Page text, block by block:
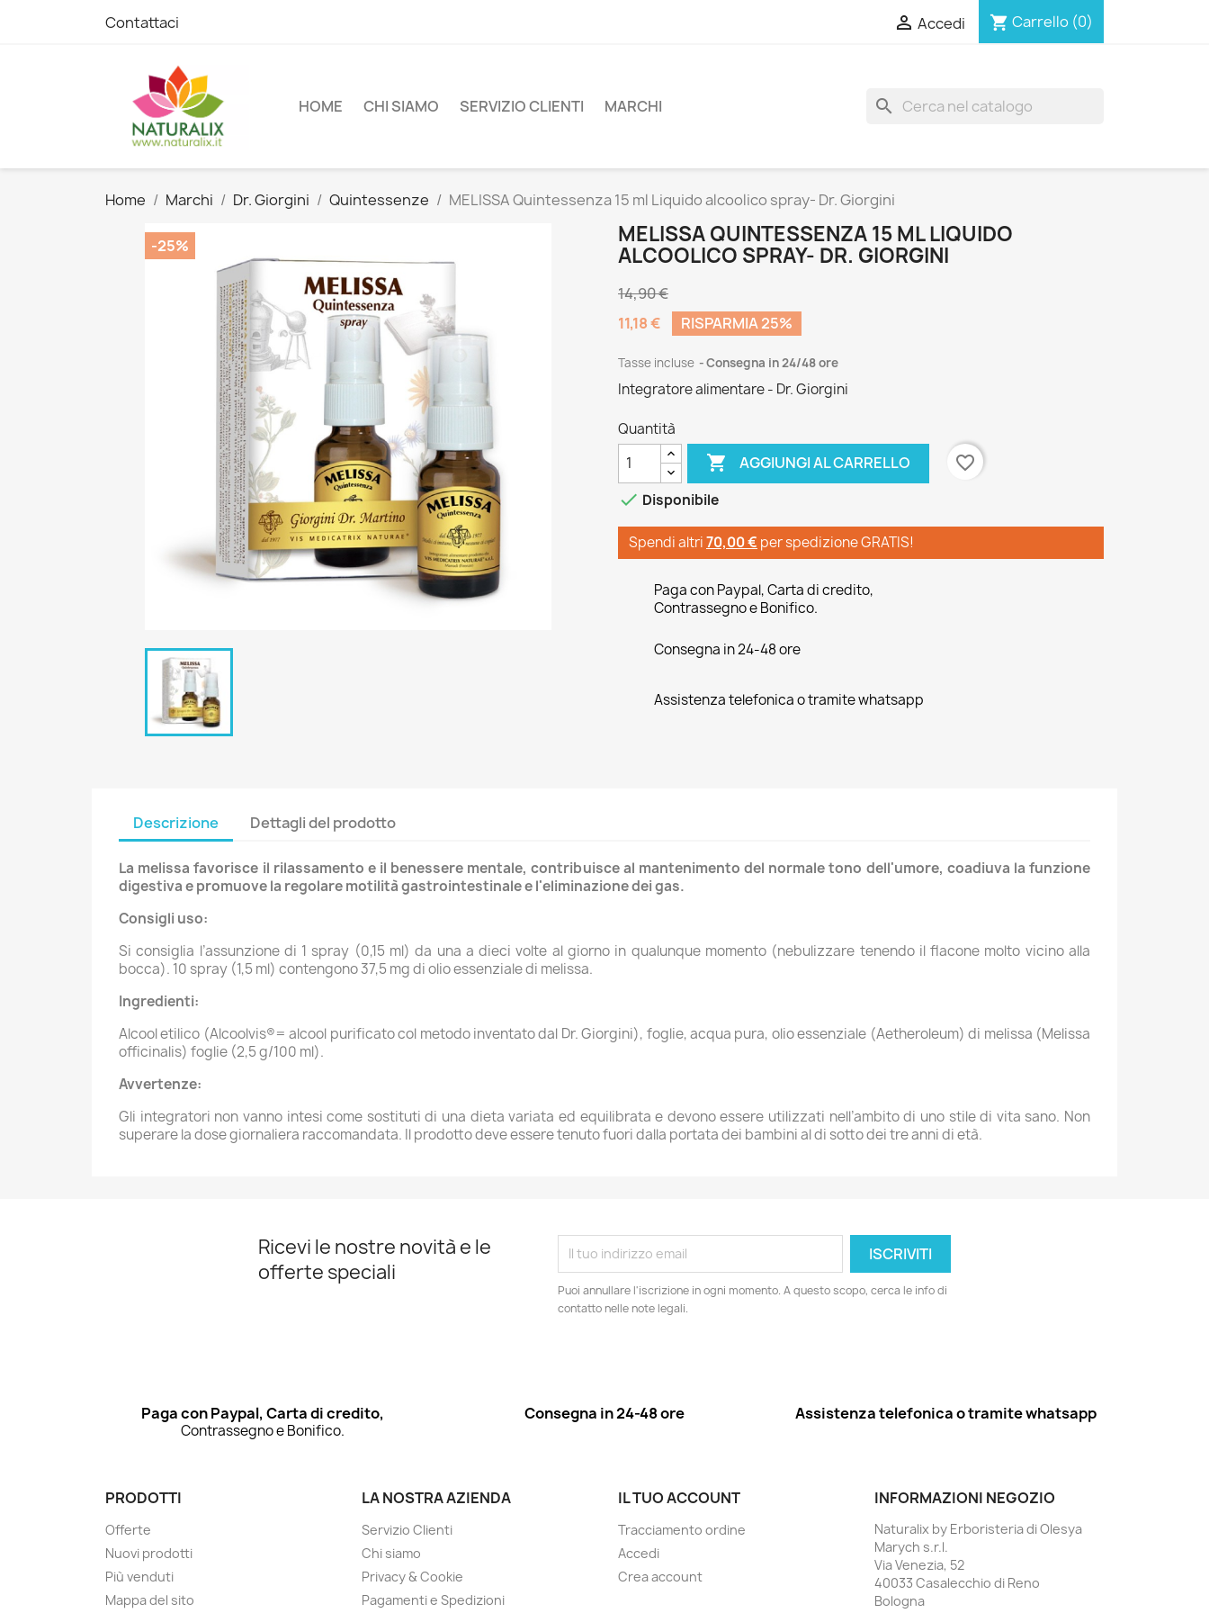
Contattaci  Accedi shopping_cart Carrello (0)
HOME CHI SIAMO SERVIZIO CLIENTI MARCHI search
Home Marchi Dr. Giorgini Quintessenze MELISSA Quintessenza 15 ml Liquido alcoolico spray- Dr. Giorgini
-25%
MELISSA QUINTESSENZA 15 ML LIQUIDO
ALCOOLICO SPRAY- DR. GIORGINI
14,90 €
11,18 €
RISPARMIA 25%
Tasse incluse Consegna in 24/48 ore
Integratore alimentare - Dr. Giorgini
Quantità
 AGGIUNGI AL CARRELLO
favorite_border
 Disponibile
Spendi altri70,00 € per spedizione GRATIS!
Paga con Paypal, Carta di credito,
Contrassegno e Bonifico.
Consegna in 24-48 ore
Assistenza telefonica o tramite whatsapp
Descrizione Dettagli del prodotto
La melissa favorisce il rilassamento e il benessere mentale, contribuisce al mantenimento del normale tono dell'umore, coadiuva la funzione
digestiva e promuove la regolare motilità gastrointestinale e l'eliminazione dei gas.
Consigli uso:
Si consiglia l’assunzione di 1 spray (0,15 ml) da una a dieci volte al giorno in qualunque momento (nebulizzare tenendo il flacone molto vicino alla
bocca). 10 spray (1,5 ml) contengono 37,5 mg di olio essenziale di melissa.
Ingredienti:
Alcool etilico (Alcoolvis®= alcool purificato col metodo inventato dal Dr. Giorgini), foglie, acqua pura, olio essenziale (Aetheroleum) di melissa (Melissa
officinalis) foglie (2,5 g/100 ml).
Avvertenze:
Gli integratori non vanno intesi come sostituti di una dieta variata ed equilibrata e devono essere utilizzati nell’ambito di uno stile di vita sano. Non
superare la dose giornaliera raccomandata. Il prodotto deve essere tenuto fuori dalla portata dei bambini al di sotto dei tre anni di età.
Ricevi le nostre novità e le
offerte speciali
Puoi annullare l'iscrizione in ogni momento. A questo scopo, cerca le info di
contatto nelle note legali.
Paga con Paypal, Carta di credito,
Contrassegno e Bonifico.
Consegna in 24-48 ore Assistenza telefonica o tramite whatsapp
PRODOTTI
Offerte
Nuovi prodotti
Più venduti
Mappa del sito
LA NOSTRA AZIENDA
Servizio Clienti
Chi siamo
Privacy & Cookie
Pagamenti e Spedizioni
IL TUO ACCOUNT
Tracciamento ordine
Accedi
Crea account
INFORMAZIONI NEGOZIO
Naturalix by Erboristeria di Olesya
Marych s.r.l.
Via Venezia, 52
40033 Casalecchio di Reno
Bologna